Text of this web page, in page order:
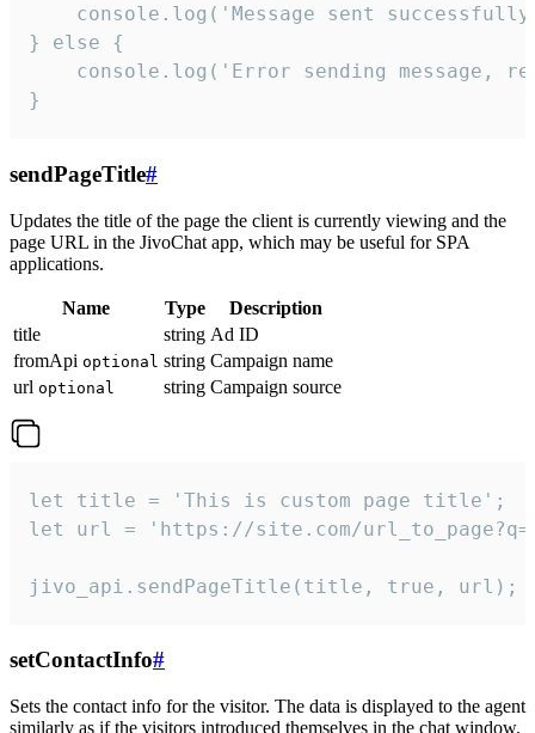
console.log('Message sent
} else {
console.log('Error sending message,
}
sendPageTitle#
Updates the title of the page the client is currently viewing and the
page URL in the JivoChat app, which may be useful for SPA
applications.
Name Type
Description
title
string Ad ID
fromApi optional string Campaign name
url optional string Campaign source
let title = 'This is custom page title';
let url = 'https://site.com/
jivo_api.sendPageTitle(title, true, url);
setContactInfo#
Sets the contact info for the visitor. The data is displayed to the agent
similarly as if the visitors introduced themselves in the chat window.